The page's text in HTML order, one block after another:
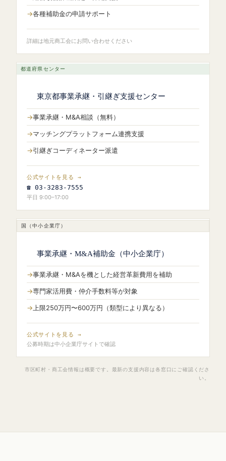
各種補助金の申請サポート
詳細は地元商工会にお問い合わせください
都道府県センター
東京都事業承継・引継ぎ支援センター
事業承継・M&A相談（無料）
マッチングプラットフォーム連携支援
引継ぎコーディネーター派遣
公式サイトを見る →
☎ 03-3283-7555
平日 9:00–17:00
国（中小企業庁）
事業承継・M&A補助金（中小企業庁）
事業承継・M&Aを機とした経営革新費用を補助
専門家活用費・仲介手数料等が対象
上限250万円〜600万円（類型により異なる）
公式サイトを見る →
公募時期は中小企業庁サイトで確認
市区町村・商工会情報は概要です。最新の支援内容は各窓口にご確認くださ
い。